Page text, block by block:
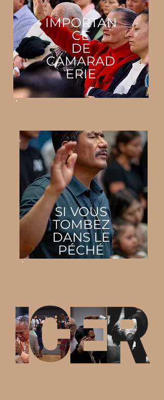
IMPORTAN
CE
DE
CAMARAD
ERIE
SI VOUS
TOMBEZ
DANS LE
PÉCHÉ